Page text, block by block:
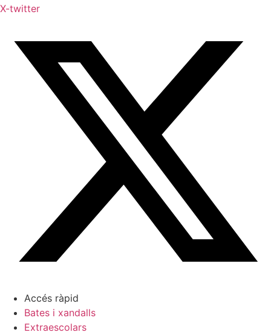
X-twitter
Accés ràpid
Bates i xandalls
Extraescolars